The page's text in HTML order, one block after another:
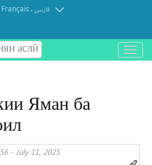
Français.فارسی
аслӣ
باز
و
Яман ба
- July 11, 2025